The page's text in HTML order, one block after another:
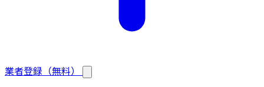
業者登録（無料）